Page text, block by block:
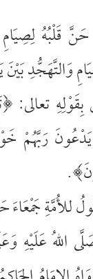
حَنَّ قَلْبُهُ
وَالتَّهَجُّدِ
تعالى:
رَبَّهُمْ
للأُمَّةِ
اللهُ عَلَيْهِ